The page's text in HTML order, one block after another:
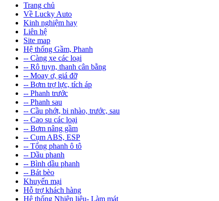
Trang chủ
Về Lucky Auto
Kinh nghiệm hay
Liên hệ
Site map
Hệ thống Gầm, Phanh
-- Càng xe các loại
-- Rô tuyn, thanh cân bằng
-- Moay ơ, giá đỡ
-- Bơm trợ lực, tích áp
-- Phanh trước
-- Phanh sau
-- Cầu phớt, bi nhào, trước, sau
-- Cao su các loại
-- Bơm nâng gầm
-- Cụm ABS, ESP
-- Tổng phanh ô tô
-- Dầu phanh
-- Bình dầu phanh
-- Bát bèo
Khuyến mại
Hỗ trợ khách hàng
Hệ thống Nhiên liệu- Làm mát